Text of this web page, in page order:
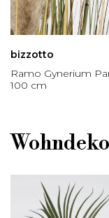
bizzotto
Ramo Gynerium
100 cm